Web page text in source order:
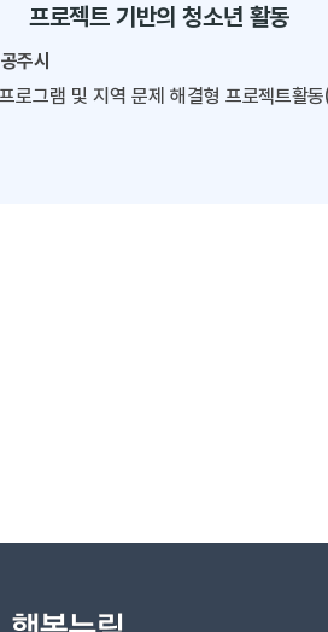
프로젝트 기반의 청소년 활동
주시
로그램 및 지역 문제 해결형 프로젝트활